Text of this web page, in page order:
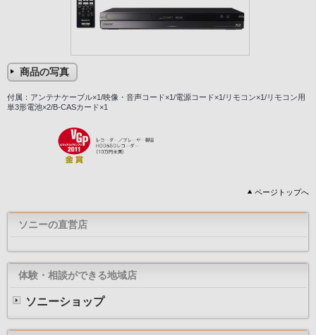
商品の写真
付属：アンテナケーブル×1/映像・音声コード×1/電源コード×1/リモコン×1/リモコン用
単3形電池×2/B-CASカード×1
ページトップへ
ソニーの直営店
体験・相談ができる地域店
ソニーショップ